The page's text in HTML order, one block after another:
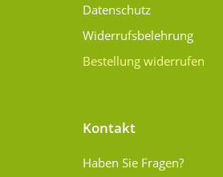
Datenschutz
Widerrufsbelehrung
Bestellung widerrufen
Kontakt
Haben Sie Fragen?